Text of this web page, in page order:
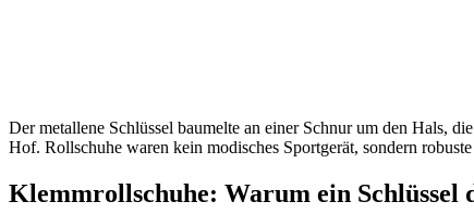
Der metallene Schlüssel baumelte an einer Schnur um den Hals,
Hof. Rollschuhe waren kein modisches Sportgerät, sondern
Klemmrollschuhe: Warum ein Schlüssel